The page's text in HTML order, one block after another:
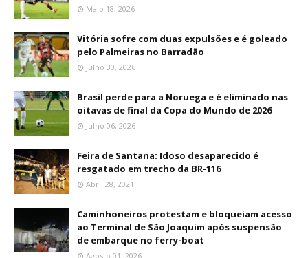
Maio 18, 2026
Vitória sofre com duas expulsões e é goleado
pelo Palmeiras no Barradão
Julho 30, 2026
Brasil perde para a Noruega e é eliminado nas
oitavas de final da Copa do Mundo de 2026
Julho 06, 2026
Feira de Santana: Idoso desaparecido é
resgatado em trecho da BR-116
Abril 28, 2021
Caminhoneiros protestam e bloqueiam acesso
ao Terminal de São Joaquim após suspensão
de embarque no ferry-boat
Agosto 01, 2026